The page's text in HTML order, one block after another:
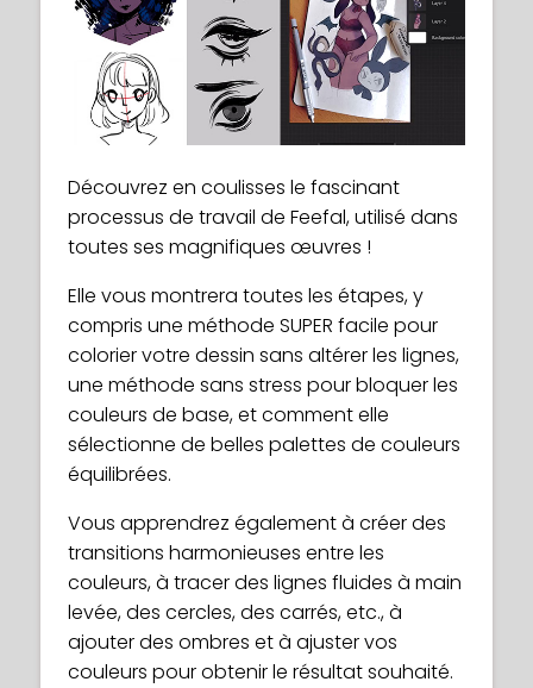
Découvrez en coulisses le fascinant
processus de travail de Feefal, utilisé dans
toutes ses magnifiques œuvres !
Elle vous montrera toutes les étapes, y
compris une méthode SUPER facile pour
colorier votre dessin sans altérer les lignes,
une méthode sans stress pour bloquer les
couleurs de base, et comment elle
sélectionne de belles palettes de couleurs
équilibrées.
Vous apprendrez également à créer des
transitions harmonieuses entre les
couleurs, à tracer des lignes fluides à main
levée, des cercles, des carrés, etc., à
ajouter des ombres et à ajuster vos
couleurs pour obtenir le résultat souhaité.